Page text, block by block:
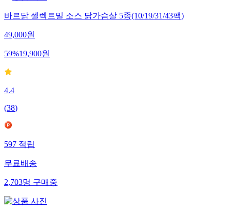
바르닭 셀렉트밀 소스 닭가슴살 5종(10/19/31/43팩)
49,000원
59%19,900원
4.4
(38)
597 적립
무료배송
2,703명 구매중